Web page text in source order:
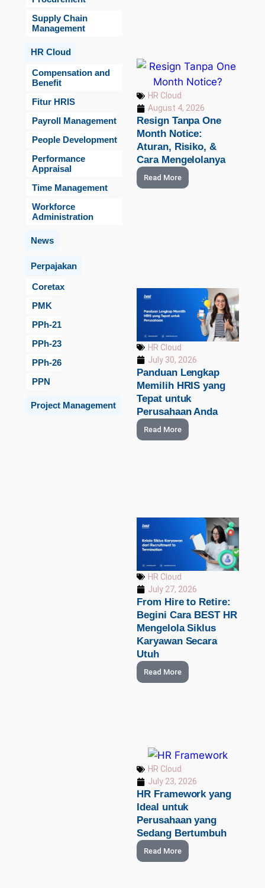
Supply Chain
Management
HR Cloud
Compensation and
Benefit
Fitur HRIS
Payroll Management
People Development
Performance
Appraisal
Time Management
Workforce
Administration
News
Perpajakan
Coretax
PMK
PPh-21
PPh-23
PPh-26
PPN
Project Management
HR Cloud
August 4, 2026
Resign Tanpa One
Month Notice:
Aturan, Risiko, &
Cara Mengelolanya
Read More
HR Cloud
July 30, 2026
Panduan Lengkap
Memilih HRIS yang
Tepat untuk
Perusahaan Anda
Read More
HR Cloud
July 27, 2026
From Hire to Retire:
Begini Cara BEST HR
Mengelola Siklus
Karyawan Secara
Utuh
Read More
HR Cloud
July 23, 2026
HR Framework yang
Ideal untuk
Perusahaan yang
Sedang Bertumbuh
Read More